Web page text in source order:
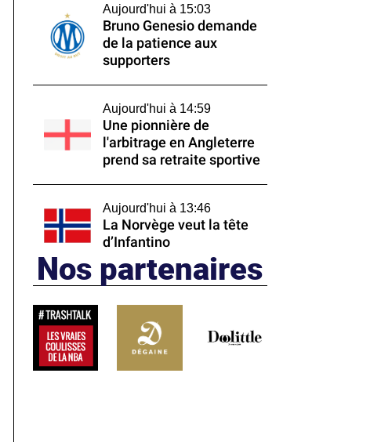
Aujourd'hui à 15:03
Bruno Genesio demande
de la patience aux
supporters
Aujourd'hui à 14:59
Une pionnière de
l'arbitrage en Angleterre
prend sa retraite sportive
Aujourd'hui à 13:46
La Norvège veut la tête
d’Infantino
Nos partenaires